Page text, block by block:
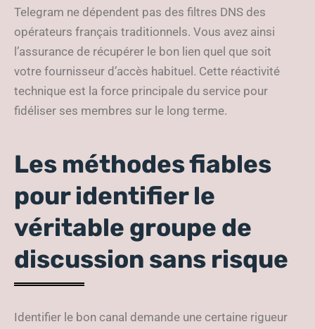
Telegram ne dépendent pas des filtres DNS des
opérateurs français traditionnels. Vous avez ainsi
l’assurance de récupérer le bon lien quel que soit
votre fournisseur d’accès habituel. Cette réactivité
technique est la force principale du service pour
fidéliser ses membres sur le long terme.
Les méthodes fiables
pour identifier le
véritable groupe de
discussion sans risque
Identifier le bon canal demande une certaine rigueur